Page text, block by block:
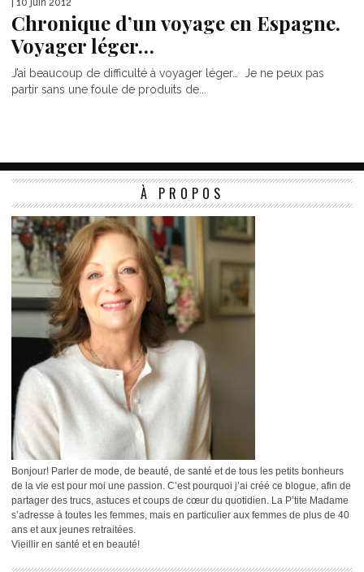
| 10 juin 2012
Chronique d’un voyage en Espagne.
Voyager léger…
J’ai beaucoup de difficulté à voyager léger… Je ne peux pas
partir sans une foule de produits de...
À PROPOS
Bonjour! Parler de mode, de beauté, de santé et de tous les petits bonheurs
de la vie est pour moi une passion. C’est pourquoi j’ai créé ce blogue, afin de
partager des trucs, astuces et coups de cœur du quotidien. La P’tite Madame
s’adresse à toutes les femmes, mais en particulier aux femmes de plus de 40
ans et aux jeunes retraitées.
Vieillir en santé et en beauté!